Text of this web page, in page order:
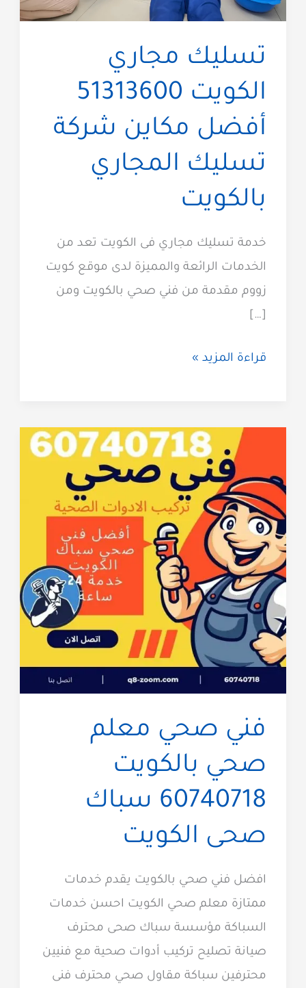
تسليك مجاري
الكويت 51313600
أفضل مكاين شركة
تسليك المجاري
بالكويت
خدمة تسليك مجاري فى الكويت تعد من
الخدمات الرائعة والمميزة لدى موقع كويت
زووم مقدمة من فني صحي بالكويت ومن
[…]
تسليك
51313600
أفضل
مكاين
شركة
تسليك
المجاري
بالكويت
قراءة المزيد »
فني صحي معلم
صحي بالكويت
60740718 سباك
صحى الكويت
افضل فني صحي بالكويت يقدم خدمات
ممتازة معلم صحي الكويت احسن خدمات
السباكة مؤسسة سباك صحى محترف
صيانة تصليح تركيب أدوات صحية مع فنيين
محترفين سباكة مقاول صحي محترف فنى